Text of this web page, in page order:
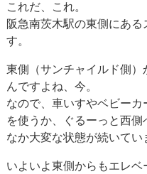
これだ、これ。
阪急南茨木駅の東側にあ
す。
東側（サンチャイルド側
んですよね、今。
なので、車いすやベビー
を使うか、ぐるーっと西
なか大変な状態が続いてい
いよいよ東側からもエレ